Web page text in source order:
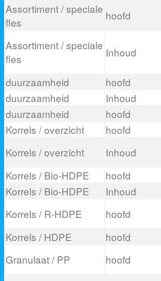
Assortiment / speciale
fles
hoofd
Assortiment / speciale
fles
Inhoud
duurzaamheid hoofd
duurzaamheid
Inhoud
duurzaamheid
hoofd
Korrels / overzicht
hoofd
Korrels / overzicht
Inhoud
Korrels / Bio-HDPE
hoofd
Korrels / Bio-HDPE
Inhoud
Korrels / R-HDPE
hoofd
Korrels / HDPE
hoofd
Granulaat / PP
hoofd